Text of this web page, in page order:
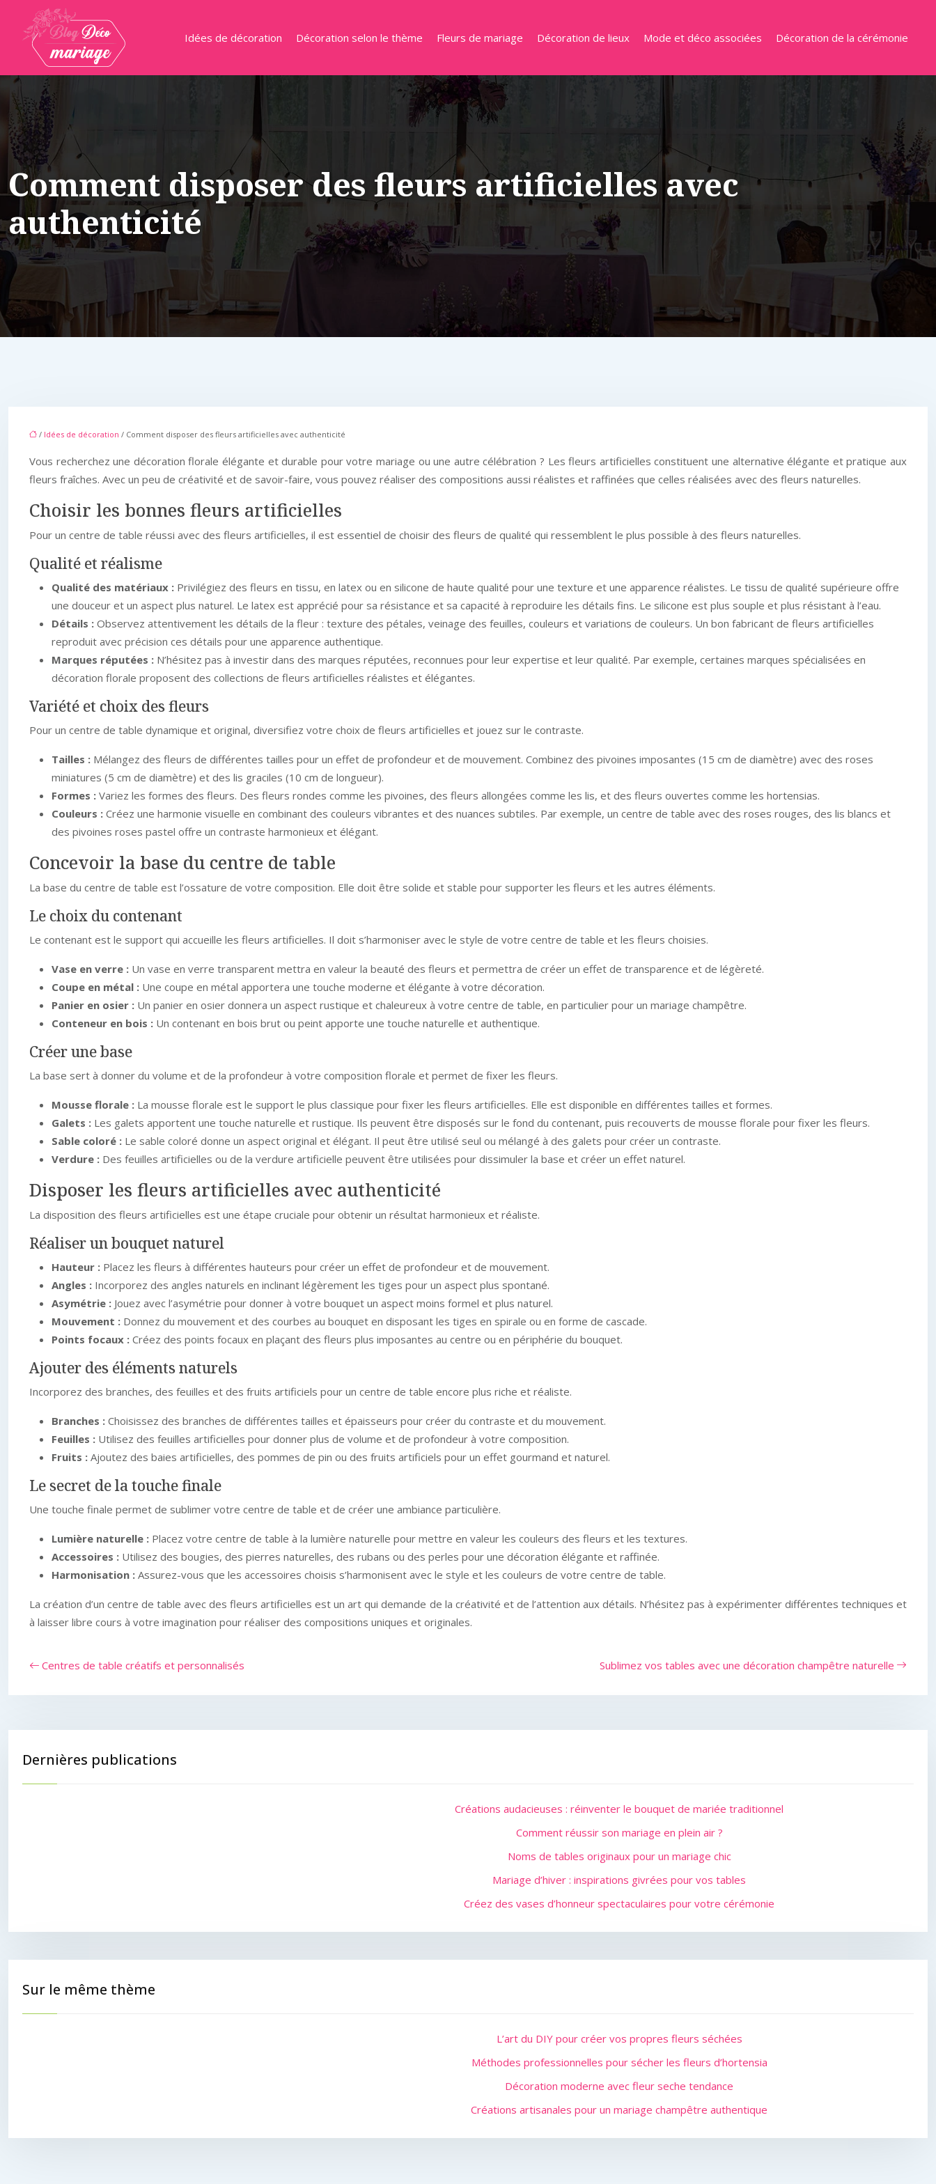
Idées de décoration Décoration selon le thème Fleurs de mariage Décoration de lieux Mode et déco associées Décoration de la cérémonie
Comment disposer des fleurs artificielles avec
authenticité
/ Idées de décoration / Comment disposer des fleurs artificielles avec authenticité
Vous recherchez une décoration florale élégante et durable pour votre mariage ou une autre célébration ? Les fleurs artificielles constituent une alternative élégante et pratique aux
fleurs fraîches. Avec un peu de créativité et de savoir-faire, vous pouvez réaliser des compositions aussi réalistes et raffinées que celles réalisées avec des fleurs naturelles.
Choisir les bonnes fleurs artificielles
Pour un centre de table réussi avec des fleurs artificielles, il est essentiel de choisir des fleurs de qualité qui ressemblent le plus possible à des fleurs naturelles.
Qualité et réalisme
Qualité des matériaux : Privilégiez des fleurs en tissu, en latex ou en silicone de haute qualité pour une texture et une apparence réalistes. Le tissu de qualité supérieure offre
une douceur et un aspect plus naturel. Le latex est apprécié pour sa résistance et sa capacité à reproduire les détails fins. Le silicone est plus souple et plus résistant à l’eau.
Détails : Observez attentivement les détails de la fleur : texture des pétales, veinage des feuilles, couleurs et variations de couleurs. Un bon fabricant de fleurs artificielles
reproduit avec précision ces détails pour une apparence authentique.
Marques réputées : N’hésitez pas à investir dans des marques réputées, reconnues pour leur expertise et leur qualité. Par exemple, certaines marques spécialisées en
décoration florale proposent des collections de fleurs artificielles réalistes et élégantes.
Variété et choix des fleurs
Pour un centre de table dynamique et original, diversifiez votre choix de fleurs artificielles et jouez sur le contraste.
Tailles : Mélangez des fleurs de différentes tailles pour un effet de profondeur et de mouvement. Combinez des pivoines imposantes (15 cm de diamètre) avec des roses
miniatures (5 cm de diamètre) et des lis graciles (10 cm de longueur).
Formes : Variez les formes des fleurs. Des fleurs rondes comme les pivoines, des fleurs allongées comme les lis, et des fleurs ouvertes comme les hortensias.
Couleurs : Créez une harmonie visuelle en combinant des couleurs vibrantes et des nuances subtiles. Par exemple, un centre de table avec des roses rouges, des lis blancs et
des pivoines roses pastel offre un contraste harmonieux et élégant.
Concevoir la base du centre de table
La base du centre de table est l’ossature de votre composition. Elle doit être solide et stable pour supporter les fleurs et les autres éléments.
Le choix du contenant
Le contenant est le support qui accueille les fleurs artificielles. Il doit s’harmoniser avec le style de votre centre de table et les fleurs choisies.
Vase en verre : Un vase en verre transparent mettra en valeur la beauté des fleurs et permettra de créer un effet de transparence et de légèreté.
Coupe en métal : Une coupe en métal apportera une touche moderne et élégante à votre décoration.
Panier en osier : Un panier en osier donnera un aspect rustique et chaleureux à votre centre de table, en particulier pour un mariage champêtre.
Conteneur en bois : Un contenant en bois brut ou peint apporte une touche naturelle et authentique.
Créer une base
La base sert à donner du volume et de la profondeur à votre composition florale et permet de fixer les fleurs.
Mousse florale : La mousse florale est le support le plus classique pour fixer les fleurs artificielles. Elle est disponible en différentes tailles et formes.
Galets : Les galets apportent une touche naturelle et rustique. Ils peuvent être disposés sur le fond du contenant, puis recouverts de mousse florale pour fixer les fleurs.
Sable coloré : Le sable coloré donne un aspect original et élégant. Il peut être utilisé seul ou mélangé à des galets pour créer un contraste.
Verdure : Des feuilles artificielles ou de la verdure artificielle peuvent être utilisées pour dissimuler la base et créer un effet naturel.
Disposer les fleurs artificielles avec authenticité
La disposition des fleurs artificielles est une étape cruciale pour obtenir un résultat harmonieux et réaliste.
Réaliser un bouquet naturel
Hauteur : Placez les fleurs à différentes hauteurs pour créer un effet de profondeur et de mouvement.
Angles : Incorporez des angles naturels en inclinant légèrement les tiges pour un aspect plus spontané.
Asymétrie : Jouez avec l’asymétrie pour donner à votre bouquet un aspect moins formel et plus naturel.
Mouvement : Donnez du mouvement et des courbes au bouquet en disposant les tiges en spirale ou en forme de cascade.
Points focaux : Créez des points focaux en plaçant des fleurs plus imposantes au centre ou en périphérie du bouquet.
Ajouter des éléments naturels
Incorporez des branches, des feuilles et des fruits artificiels pour un centre de table encore plus riche et réaliste.
Branches : Choisissez des branches de différentes tailles et épaisseurs pour créer du contraste et du mouvement.
Feuilles : Utilisez des feuilles artificielles pour donner plus de volume et de profondeur à votre composition.
Fruits : Ajoutez des baies artificielles, des pommes de pin ou des fruits artificiels pour un effet gourmand et naturel.
Le secret de la touche finale
Une touche finale permet de sublimer votre centre de table et de créer une ambiance particulière.
Lumière naturelle : Placez votre centre de table à la lumière naturelle pour mettre en valeur les couleurs des fleurs et les textures.
Accessoires : Utilisez des bougies, des pierres naturelles, des rubans ou des perles pour une décoration élégante et raffinée.
Harmonisation : Assurez-vous que les accessoires choisis s’harmonisent avec le style et les couleurs de votre centre de table.
La création d’un centre de table avec des fleurs artificielles est un art qui demande de la créativité et de l’attention aux détails. N’hésitez pas à expérimenter différentes techniques et
à laisser libre cours à votre imagination pour réaliser des compositions uniques et originales.
Centres de table créatifs et personnalisés Sublimez vos tables avec une décoration champêtre naturelle
Dernières publications
Créations audacieuses : réinventer le bouquet de mariée traditionnel
Comment réussir son mariage en plein air ?
Noms de tables originaux pour un mariage chic
Mariage d’hiver : inspirations givrées pour vos tables
Créez des vases d’honneur spectaculaires pour votre cérémonie
Sur le même thème
L’art du DIY pour créer vos propres fleurs séchées
Méthodes professionnelles pour sécher les fleurs d’hortensia
Décoration moderne avec fleur seche tendance
Créations artisanales pour un mariage champêtre authentique